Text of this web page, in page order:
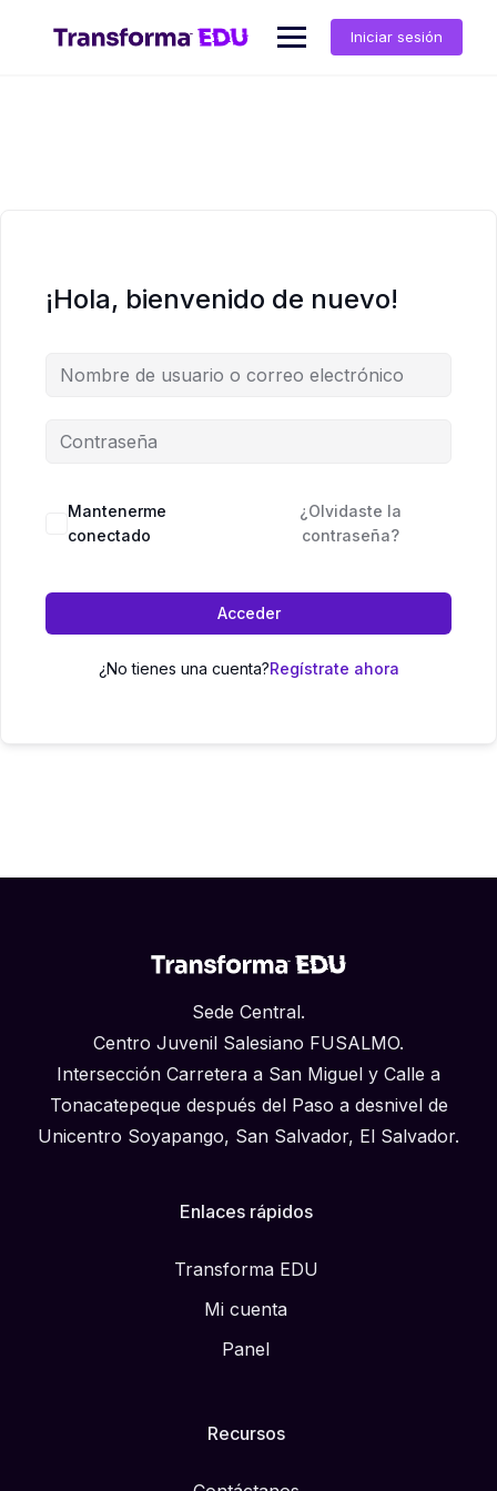
contenido
Iniciar sesión
¡Hola, bienvenido de nuevo!
Mantenerme
conectado
¿Olvidaste la
contraseña?
Acceder
¿No tienes una cuenta?Regístrate ahora
Sede Central.
Centro Juvenil Salesiano FUSALMO.
Intersección Carretera a San Miguel y Calle a
Tonacatepeque después del Paso a desnivel de
Unicentro Soyapango, San Salvador, El Salvador.
Enlaces rápidos
Transforma EDU
Mi cuenta
Panel
Recursos